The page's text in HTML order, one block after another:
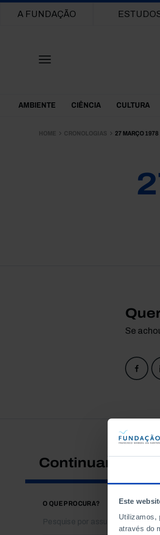
Este
Utilizamos,
através do
Main navigation
A FUNDAÇÃO
Themes Menu
AMBIENTE CIÊNCIA CULTURA
HOME CRONOLOGIAS 27 MARÇO 1978
Se
Continuar a
O QUE PROCURA?